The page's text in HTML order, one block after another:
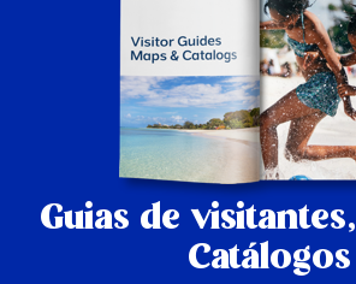
Guias de visitantes,
Catálogos